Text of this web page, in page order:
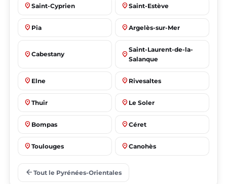
place Saint-Cyprien place Saint-Estève
place Pia place Argelès-sur-Mer
place Cabestany place
Saint-Laurent-de-la-
Salanque
place Elne place Rivesaltes
place Thuir place Le Soler
place Bompas place Céret
place Toulouges place Canohès
place
arrow_back Tout le Pyrénées-Orientales